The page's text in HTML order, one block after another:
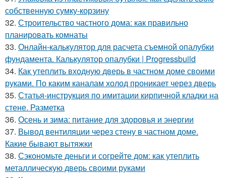
собственную сумку-корзину
32. Строительство частного дома: как правильно
планировать комнаты
33. Онлайн-калькулятор для расчета съемной опалубки
фундамента. Калькулятор опалубки | Progressbuild
34. Как утеплить входную дверь в частном доме своими
руками. По каким каналам холод проникает через дверь
35. Статья-инструкция по имитации кирпичной кладки на
стене. Разметка
36. Осень и зима: питание для здоровья и энергии
37. Вывод вентиляции через стену в частном доме.
Какие бывают вытяжки
38. Сэкономьте деньги и согрейте дом: как утеплить
металлическую дверь своими руками